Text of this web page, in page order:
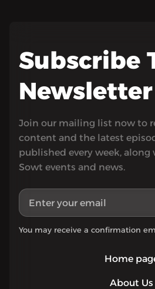
Home
About Us
Subscribe
Newsletter
Join our mailing list now to
content and the latest
published every week,
Sowt events and news.
You may receive a confirmation